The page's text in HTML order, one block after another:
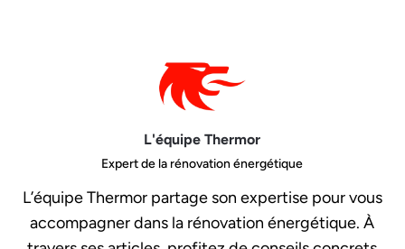
L'équipe Thermor
Expert de la rénovation énergétique
L’équipe Thermor partage son expertise pour vous
accompagner dans la rénovation énergétique. À